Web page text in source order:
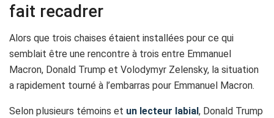
fait recadrer
Alors que trois chaises étaient installées pour ce qui
semblait être une rencontre à trois entre Emmanuel
Macron, Donald Trump et Volodymyr Zelensky, la situation
a rapidement tourné à l’embarras pour Emmanuel Macron.
Selon plusieurs témoins et un lecteur labial , Donald Trump